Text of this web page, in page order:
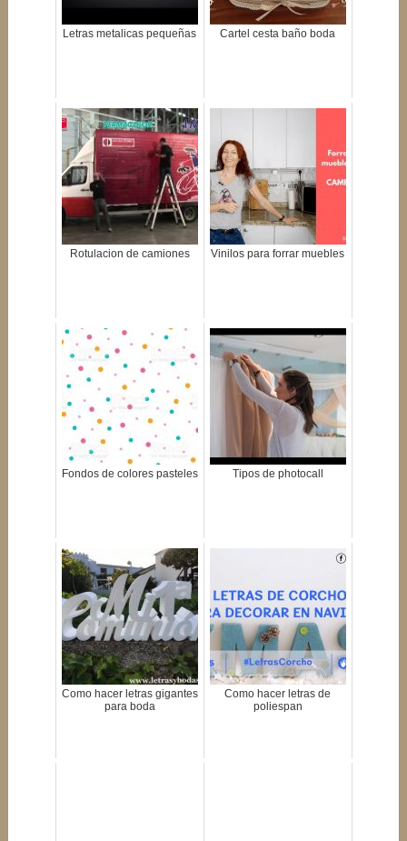
Letras metalicas pequeñas Cartel cesta baño boda
Rotulacion de camiones Vinilos para forrar muebles
Fondos de colores pasteles Tipos de photocall
Como hacer letras gigantes
para boda
Como hacer letras de
poliespan